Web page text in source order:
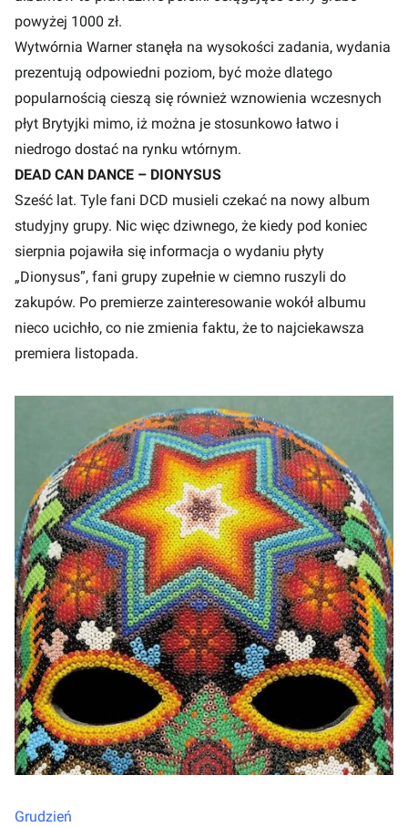
powyżej 1000 zł.
Wytwórnia Warner stanęła na wysokości zadania, wydania
prezentują odpowiedni poziom, być może dlatego
popularnością cieszą się również wznowienia wczesnych
płyt Brytyjki mimo, iż można je stosunkowo łatwo i
niedrogo dostać na rynku wtórnym.
DEAD CAN DANCE – DIONYSUS
Sześć lat. Tyle fani DCD musieli czekać na nowy album
studyjny grupy. Nic więc dziwnego, że kiedy pod koniec
sierpnia pojawiła się informacja o wydaniu płyty
„Dionysus”, fani grupy zupełnie w ciemno ruszyli do
zakupów. Po premierze zainteresowanie wokół albumu
nieco ucichło, co nie zmienia faktu, że to najciekawsza
premiera listopada.
Grudzień